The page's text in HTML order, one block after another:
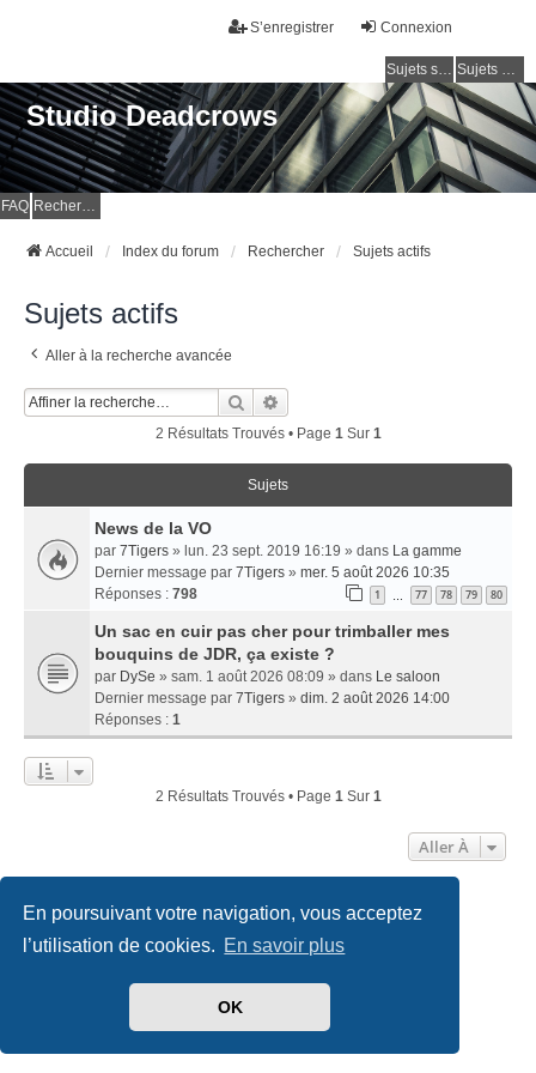
En poursuivant votre navigation, vous acceptez
l’utilisation de cookies. En savoir plus
OK
Connexion
S’enregistrer
Sujets sans réponse Sujets actifs
Studio Deadcrows
FAQ Rechercher
Accueil Index du forum Rechercher Sujets actifs
Sujets actifs
Aller à la recherche avancée
Rechercher
2 Résultats Trouvés • Page 1Sur 1
Sujets
News de la VO
par 7Tigers » lun. 23 sept. 2019 16:19 » dans La gamme
Dernier message par 7Tigers » mer. 5 août 2026 10:35
Réponses : 798 1 77 78 79 80
Un sac en cuir pas cher pour trimballer mes
bouquins de JDR, ça existe ?
par DySe » sam. 1 août 2026 08:09 » dans Le saloon
Dernier message par 7Tigers » dim. 2 août 2026 14:00
Réponses : 1
2 Résultats Trouvés • Page 1Sur 1
Aller À
Accueil Index du forum Nous contacter
phpBB-fr.com
created by INVENTEA & v12mike
Conditions